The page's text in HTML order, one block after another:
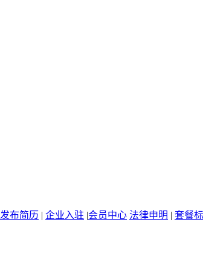
发布简历 | 企业入驻 |会员中心 法律申明 | 套餐